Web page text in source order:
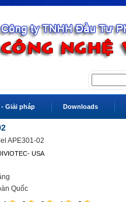
Giải pháp Downloads
APE301-02
USA
Quốc